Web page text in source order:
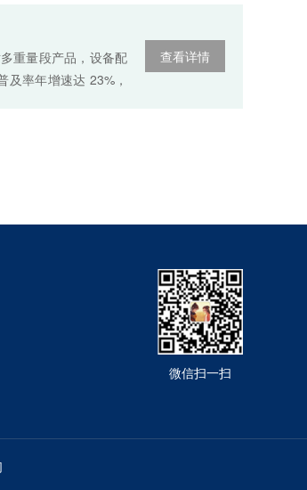
查看详情
重量段产品，设备配
率年增速达 23%，
微信扫一扫